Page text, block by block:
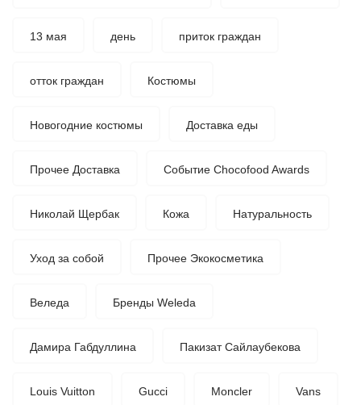
13 мая день приток граждан
отток граждан Костюмы
Новогодние костюмы Доставка еды
Прочее Доставка Событие Chocofood Awards
Николай Щербак Кожа Натуральность
Уход за собой Прочее Экокосметика
Веледа Бренды Weleda
Дамира Габдуллина Пакизат Сайлаубекова
Louis Vuitton Gucci Moncler Vans